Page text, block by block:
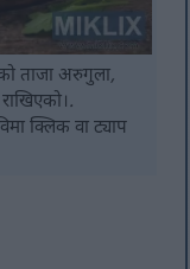
ताजा अरुगुला,
क्लिक वा ट्याप